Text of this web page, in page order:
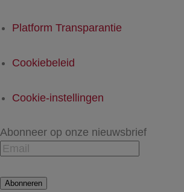
Platform Transparantie
Cookiebeleid
Cookie-instellingen
Abonneer op onze nieuwsbrief
Abonneren